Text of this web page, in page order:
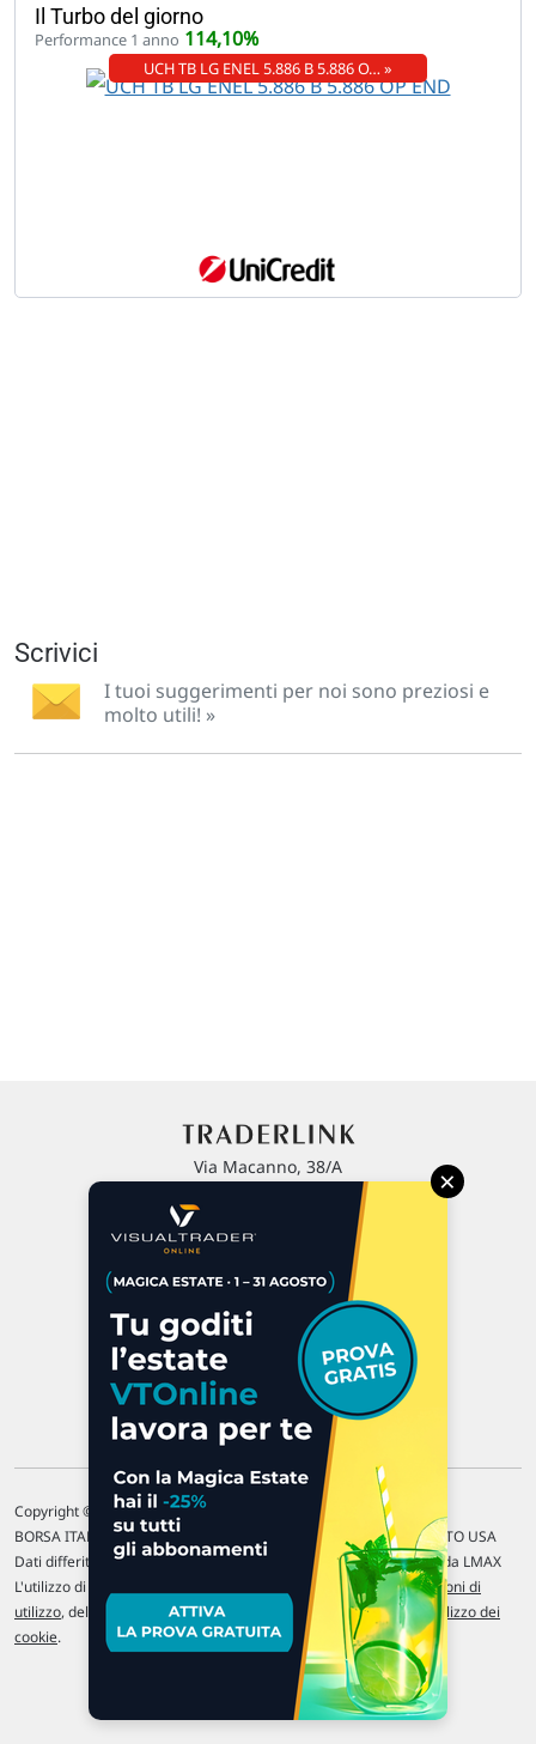
Il Turbo del giorno
Performance 1 anno 114,10%
UCH TB LG ENEL 5.886 B 5.886 O… »
Scrivici
I tuoi suggerimenti per noi sono preziosi e
molto utili! »
Via Macanno, 38/A
P.IVA 02 452 460 401
Chi siamo
Commenti e segnalazioni
Contattaci
Copyright © 1996-2026 Traderlink Italia s.r.l.
BORSA ITALIANA Quotazioni di borsa differite di 15 min. / MERCATO USA
Dati differiti di 15 min. (fonte Intrinio) / FOREX Quotazioni fornite da LMAX
L'utilizzo di questo sito implica l'accettazione delle nostre Condizioni di
utilizzo, del Disclaimer MAR, delle Politiche sulla privacye dell' Utilizzo dei
cookie.
×